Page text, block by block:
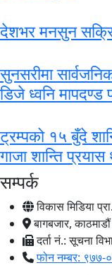
देशभर मनसुन
सुनसरीमा
डिजे ध्वनि मापदण्ड
ट्रम्पको १५ बुँदे
गाजा शान्ति
सम्पर्क
विकास मिडिया
बागबजार,
दर्ता नं.: सूचना
फोन नम्बर: